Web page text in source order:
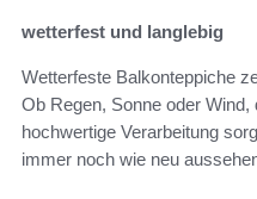
wetterfest und langlebig
Wetterfeste Balkonteppiche
Ob Regen, Sonne oder
hochwertige Verarbeitung
immer noch wie neu